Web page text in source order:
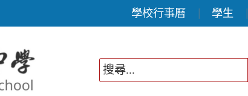
學校行事曆 學生